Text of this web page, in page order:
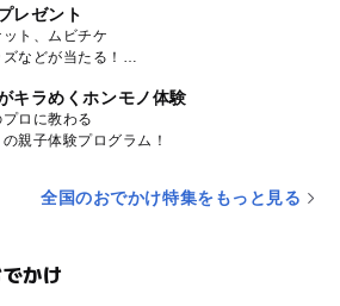
レゼント
ト、ムビチケ
などが当たる！
キラめくホンモノ体験
ロに教わる
親子体験プログラム！
全国のおでかけ特集をもっと見る
かけ